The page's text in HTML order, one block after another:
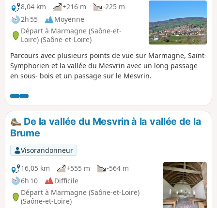
8,04 km
+216 m
-225 m
2h 55
Moyenne
Départ à Marmagne (Saône-et-
Loire) (Saône-et-Loire)
Parcours avec plusieurs points de vue sur Marmagne, Saint-
Symphorien et la vallée du Mesvrin avec un long passage
en sous- bois et un passage sur le Mesvrin.
De la vallée du Mesvrin à la vallée de la
Brume
Visorandonneur
16,05 km
+555 m
-564 m
6h 10
Difficile
Départ à Marmagne (Saône-et-Loire)
(Saône-et-Loire)